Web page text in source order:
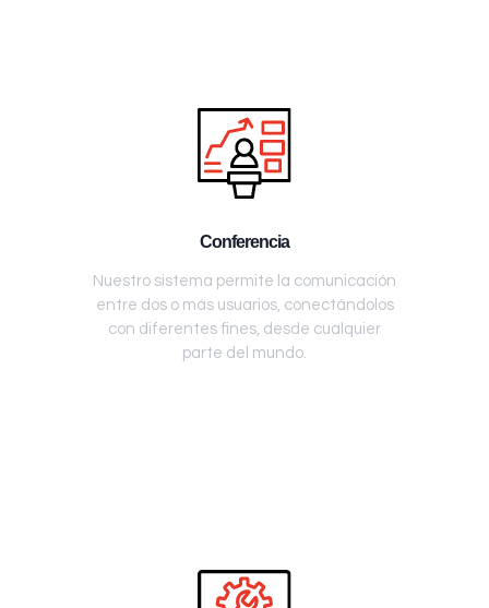
Conferencia
Nuestro sistema permite la comunicación
entre dos o más usuarios, conectándolos
con diferentes fines, desde cualquier
parte del mundo.